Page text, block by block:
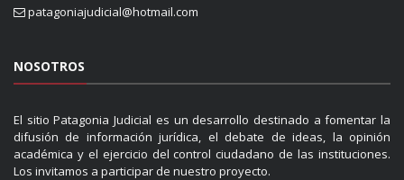
patagoniajudicial@hotmail.com
NOSOTROS
El sitio Patagonia Judicial es un desarrollo destinado a fomentar la
difusión de información jurídica, el debate de ideas, la opinión
académica y el ejercicio del control ciudadano de las instituciones.
Los invitamos a participar de nuestro proyecto.